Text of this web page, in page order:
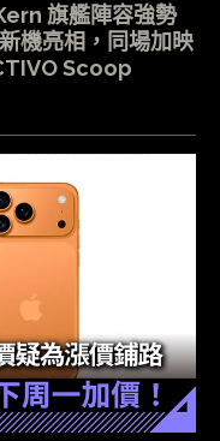
旗艦陣容強勢
機亮相，同場加映
Scoop